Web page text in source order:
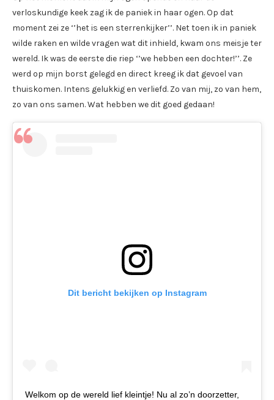
verloskundige keek zag ik de paniek in haar ogen. Op dat
moment zei ze ‘’het is een sterrenkijker’’. Net toen ik in paniek
wilde raken en wilde vragen wat dit inhield, kwam ons meisje ter
wereld. Ik was de eerste die riep ‘’we hebben een dochter!’’. Ze
werd op mijn borst gelegd en direct kreeg ik dat gevoel van
thuiskomen. Intens gelukkig en verliefd. Zo van mij, zo van hem,
zo van ons samen. Wat hebben we dit goed gedaan!
Dit bericht bekijken op Instagram
Welkom op de wereld lief kleintje! Nu al zo’n doorzetter,